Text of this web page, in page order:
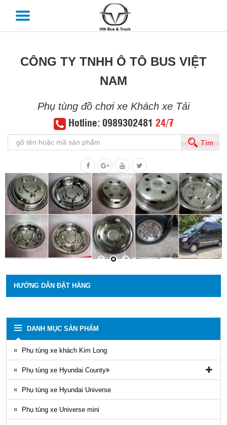
CÔNG TY TNHH Ô TÔ BUS VIỆT
NAM
Phụ tùng đồ chơi xe Khách xe Tải
Hotline: 0989302481 24/7
Tìm
HƯỚNG DẪN ĐẶT HÀNG
DANH MỤC SẢN PHẨM
Phụ tùng xe khách Kim Long
Phụ tùng xe Hyundai County
Phụ tùng vỏ xe County
Phụ kiện ghế county
Phụ tùng xe Hyundai Universe
Phụ tùng xe Universe mini